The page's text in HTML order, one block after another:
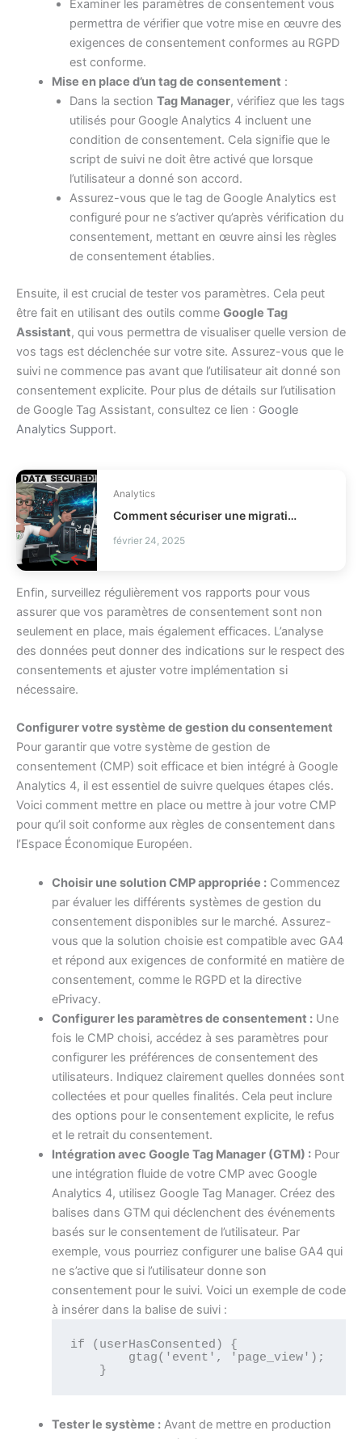
Examiner les paramètres de consentement vous
permettra de vérifier que votre mise en œuvre des
exigences de consentement conformes au RGPD
est conforme.
Mise en place d’un tag de consentement :
Dans la section Tag Manager, vérifiez que les tags
utilisés pour Google Analytics 4 incluent une
condition de consentement. Cela signifie que le
script de suivi ne doit être activé que lorsque
l’utilisateur a donné son accord.
Assurez-vous que le tag de Google Analytics est
configuré pour ne s’activer qu’après vérification du
consentement, mettant en œuvre ainsi les règles
de consentement établies.
Ensuite, il est crucial de tester vos paramètres. Cela peut
être fait en utilisant des outils comme Google Tag
Assistant, qui vous permettra de visualiser quelle version de
vos tags est déclenchée sur votre site. Assurez-vous que le
suivi ne commence pas avant que l’utilisateur ait donné son
consentement explicite. Pour plus de détails sur l’utilisation
de Google Tag Assistant, consultez ce lien : Google
Analytics Support.
Analytics
Comment sécuriser une migration de données business ?
février 24, 2025
Enfin, surveillez régulièrement vos rapports pour vous
assurer que vos paramètres de consentement sont non
seulement en place, mais également efficaces. L’analyse
des données peut donner des indications sur le respect des
consentements et ajuster votre implémentation si
nécessaire.
Configurer votre système de gestion du consentement
Pour garantir que votre système de gestion de
consentement (CMP) soit efficace et bien intégré à Google
Analytics 4, il est essentiel de suivre quelques étapes clés.
Voici comment mettre en place ou mettre à jour votre CMP
pour qu’il soit conforme aux règles de consentement dans
l’Espace Économique Européen.
Choisir une solution CMP appropriée :Commencez
par évaluer les différents systèmes de gestion du
consentement disponibles sur le marché. Assurez-
vous que la solution choisie est compatible avec GA4
et répond aux exigences de conformité en matière de
consentement, comme le RGPD et la directive
ePrivacy.
Configurer les paramètres de consentement :Une
fois le CMP choisi, accédez à ses paramètres pour
configurer les préférences de consentement des
utilisateurs. Indiquez clairement quelles données sont
collectées et pour quelles finalités. Cela peut inclure
des options pour le consentement explicite, le refus
et le retrait du consentement.
Intégration avec Google Tag Manager (GTM) :Pour
une intégration fluide de votre CMP avec Google
Analytics 4, utilisez Google Tag Manager. Créez des
balises dans GTM qui déclenchent des événements
basés sur le consentement de l’utilisateur. Par
exemple, vous pourriez configurer une balise GA4 qui
ne s’active que si l’utilisateur donne son
consentement pour le suivi. Voici un exemple de code
à insérer dans la balise de suivi :
if (userHasConsented) {
    }
Tester le système :Avant de mettre en production